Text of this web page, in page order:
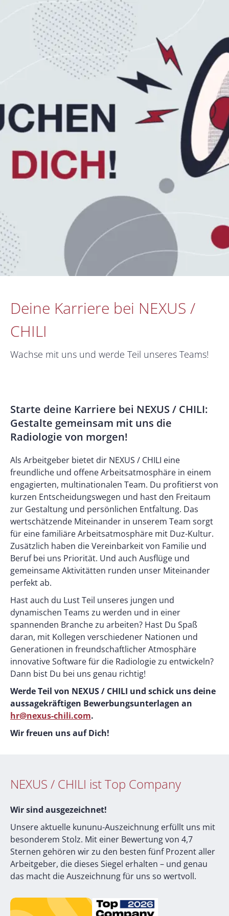
Deine Karriere bei NEXUS /
CHILI
Wachse mit uns und werde Teil unseres Teams!
Starte deine Karriere bei NEXUS / CHILI:
Gestalte gemeinsam mit uns die
Radiologie von morgen!
Als Arbeitgeber bietet dir NEXUS / CHILI eine
freundliche und offene Arbeitsatmosphäre in einem
engagierten, multinationalen Team. Du profitierst von
kurzen Entscheidungswegen und hast den Freitaum
zur Gestaltung und persönlichen Entfaltung. Das
wertschätzende Miteinander in unserem Team sorgt
für eine familiäre Arbeitsatmosphäre mit Duz-Kultur.
Zusätzlich haben die Vereinbarkeit von Familie und
Beruf bei uns Priorität. Und auch Ausflüge und
gemeinsame Aktivitätten runden unser Miteinander
perfekt ab.
Hast auch du Lust Teil unseres jungen und
dynamischen Teams zu werden und in einer
spannenden Branche zu arbeiten? Hast Du Spaß
daran, mit Kollegen verschiedener Nationen und
Generationen in freundschaftlicher Atmosphäre
innovative Software für die Radiologie zu entwickeln?
Dann bist Du bei uns genau richtig!
Werde Teil von NEXUS / CHILI und schick uns deine
aussagekräftigen Bewerbungsunterlagen an
hr@nexus-chili.com.
Wir freuen uns auf Dich!
NEXUS / CHILI ist Top Company
Wir sind ausgezeichnet!
Unsere aktuelle kununu-Auszeichnung erfüllt uns mit
besonderem Stolz. Mit einer Bewertung von 4,7
Sternen gehören wir zu den besten fünf Prozent aller
Arbeitgeber, die dieses Siegel erhalten – und genau
das macht die Auszeichnung für uns so wertvoll.